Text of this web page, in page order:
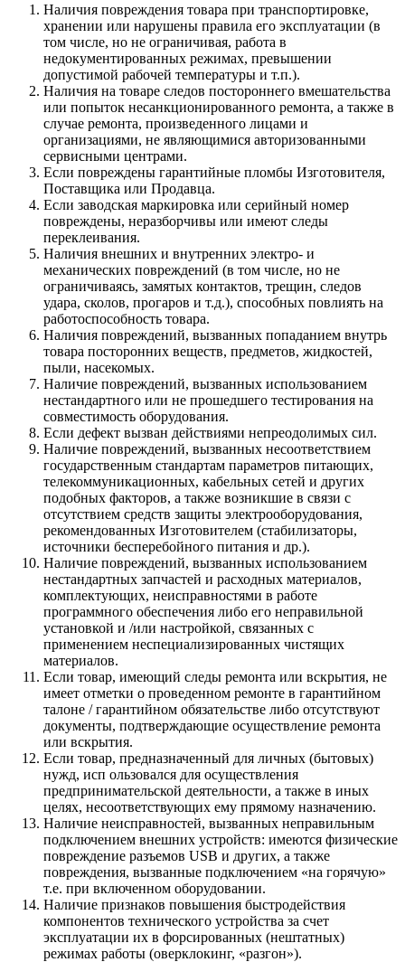
Наличия повреждения товара при транспортировке,
хранении или нарушены правила его эксплуатации (в
том числе, но не ограничивая, работа в
недокументированных режимах, превышении
допустимой рабочей температуры и т.п.).
Наличия на товаре следов постороннего вмешательства
или попыток несанкционированного ремонта, а также в
случае ремонта, произведенного лицами и
организациями, не являющимися авторизованными
сервисными центрами.
Если повреждены гарантийные пломбы Изготовителя,
Поставщика или Продавца.
Если заводская маркировка или серийный номер
повреждены, неразборчивы или имеют следы
переклеивания.
Наличия внешних и внутренних электро- и
механических повреждений (в том числе, но не
ограничиваясь, замятых контактов, трещин, следов
удара, сколов, прогаров и т.д.), способных повлиять на
работоспособность товара.
Наличия повреждений, вызванных попаданием внутрь
товара посторонних веществ, предметов, жидкостей,
пыли, насекомых.
Наличие повреждений, вызванных использованием
нестандартного или не прошедшего тестирования на
совместимость оборудования.
Если дефект вызван действиями непреодолимых сил.
Наличие повреждений, вызванных несоответствием
государственным стандартам параметров питающих,
телекоммуникационных, кабельных сетей и других
подобных факторов, а также возникшие в связи с
отсутствием средств защиты электрооборудования,
рекомендованных Изготовителем (стабилизаторы,
источники бесперебойного питания и др.).
Наличие повреждений, вызванных использованием
нестандартных запчастей и расходных материалов,
комплектующих, неисправностями в работе
программного обеспечения либо его неправильной
установкой и /или настройкой, связанных с
применением неспециализированных чистящих
материалов.
Если товар, имеющий следы ремонта или вскрытия, не
имеет отметки о проведенном ремонте в гарантийном
талоне / гарантийном обязательстве либо отсутствуют
документы, подтверждающие осуществление ремонта
или вскрытия.
Если товар, предназначенный для личных (бытовых)
нужд, исп ользовался для осуществления
предпринимательской деятельности, а также в иных
целях, несоответствующих ему прямому назначению.
Наличие неисправностей, вызванных неправильным
подключением внешних устройств: имеются физические
повреждение разъемов USB и других, а также
повреждения, вызванные подключением «на горячую»
т.е. при включенном оборудовании.
Наличие признаков повышения быстродействия
компонентов технического устройства за счет
эксплуатации их в форсированных (нештатных)
режимах работы (оверклокинг, «разгон»).